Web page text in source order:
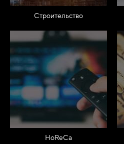
Строительство
HoReCa